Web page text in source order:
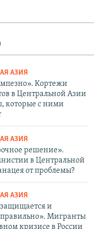
АЗИЯ
Кортежи
в Центральной Азии
которые с ними
АЗИЯ
решение».
в Центральной
от проблемы?
АЗИЯ
и
правильно». Мигранты
кризисе в России